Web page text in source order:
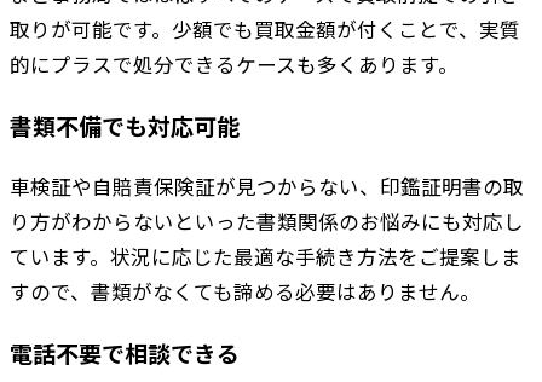
取りが可能です。少額でも買取金額が付くことで、実質
的にプラスで処分できるケースも多くあります。
書類不備でも対応可能
車検証や自賠責保険証が見つからない、印鑑証明書の取
り方がわからないといった書類関係のお悩みにも対応し
ています。状況に応じた最適な手続き方法をご提案しま
すので、書類がなくても諦める必要はありません。
電話不要で相談できる